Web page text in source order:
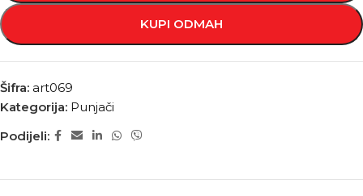
KUPI ODMAH
Šifra: art069
Kategorija: Punjači
Podijeli: